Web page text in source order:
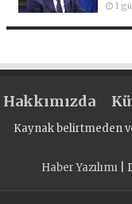
1
Hakkımızda
Kaynak belirtmeden
Haber Yazılımı|